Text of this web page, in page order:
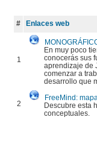
# Enlaces web
1
En muy poco
conocerás sus
aprendizaje de
comenzar a
desarrollo que
2
FreeMind:
Descubre esta
conceptuales.